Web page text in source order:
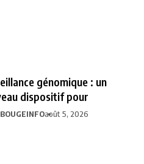
génomique : un
dispositif pour
août 5, 2026